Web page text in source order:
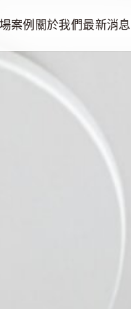
案例 關於我們最新消息